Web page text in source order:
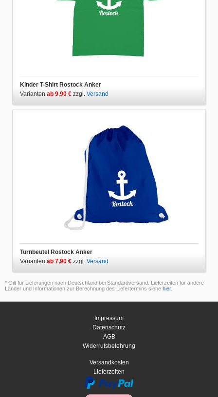
Kinder T-Shirt Rostock Anker
Varianten ab 9,90 € zzgl. Versand
Turnbeutel Rostock Anker
Varianten ab 7,90 € zzgl. Versand
* Gilt für Lieferungen nach Deutschland bei Standardversand. Lieferzeiten für andere
Länder und Informationen zur Berechnung des Liefertermins siehe hier.
Impressum
Datenschutz
AGB
Widerrufsbelehrung
Versandkosten
Lieferzeiten